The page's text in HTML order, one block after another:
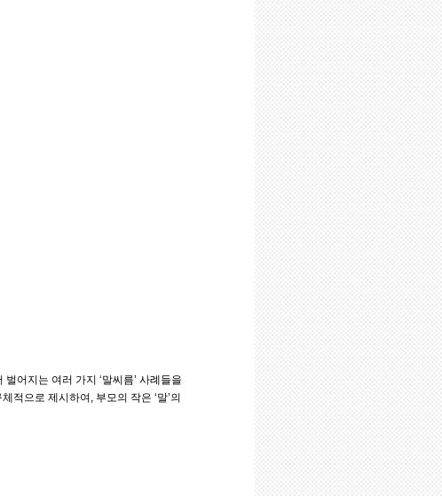
어지는 여러 가지 ‘말씨름’ 사례들을
적으로 제시하여, 부모의 작은 ‘말’의